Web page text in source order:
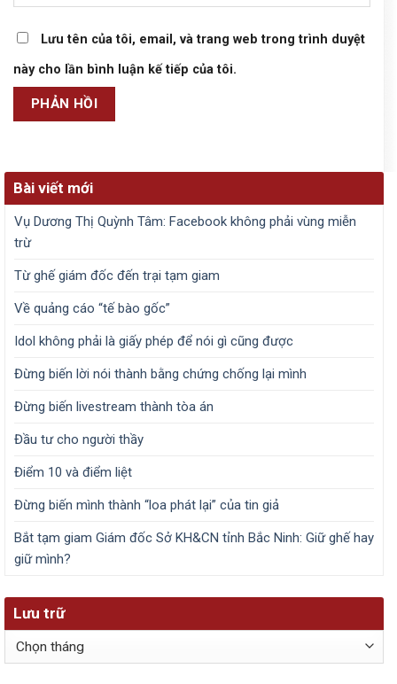
Lưu tên của tôi, email, và trang web trong trình duyệt
này cho lần bình luận kế tiếp của tôi.
Bài viết mới
Vụ Dương Thị Quỳnh Tâm: Facebook không phải vùng miễn
trừ
Từ ghế giám đốc đến trại tạm giam
Về quảng cáo “tế bào gốc”
Idol không phải là giấy phép để nói gì cũng được
Đừng biến lời nói thành bằng chứng chống lại mình
Đừng biến livestream thành tòa án
Đầu tư cho người thầy
Điểm 10 và điểm liệt
Đừng biến mình thành “loa phát lại” của tin giả
Bắt tạm giam Giám đốc Sở KH&CN tỉnh Bắc Ninh: Giữ ghế hay
giữ mình?
Lưu trữ
Lưu
trữ